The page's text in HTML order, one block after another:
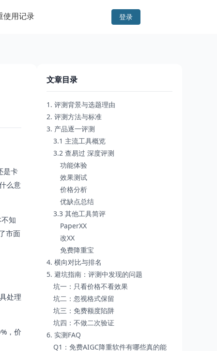
使用记录 登录
是卡
么意
知
市面
处理
，价
文章目录
1. 评测背景与选题理由
2. 评测方法与标准
3. 产品逐一评测
3.1 主流工具概览
3.2 查易过 深度评测
功能体验
效果测试
价格分析
优缺点总结
3.3 其他工具简评
PaperXX
改XX
免费降重宝
4. 横向对比与排名
5. 避坑指南：评测中发现的问题
坑一：只看价格不看效果
坑二：忽视格式保留
坑三：免费额度陷阱
坑四：不做二次验证
6. 实测FAQ
Q1：免费AIGC降重软件有哪些真的能